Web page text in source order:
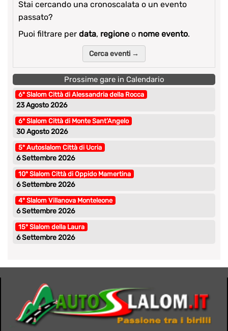
Stai cercando una cronoscalata o un evento
passato?
Puoi filtrare per data, regione o nome evento.
Cerca eventi →
Prossime gare in Calendario
6° Slalom Città di Alessandria della Rocca
23 Agosto 2026
6° Slalom Città di Monte Sant’Angelo
30 Agosto 2026
5° Autoslalom Città di Ucria
6 Settembre 2026
10° Slalom Città di Oppido Mamertina
6 Settembre 2026
4° Slalom Villanova Monteleone
6 Settembre 2026
15° Slalom della Laura
6 Settembre 2026